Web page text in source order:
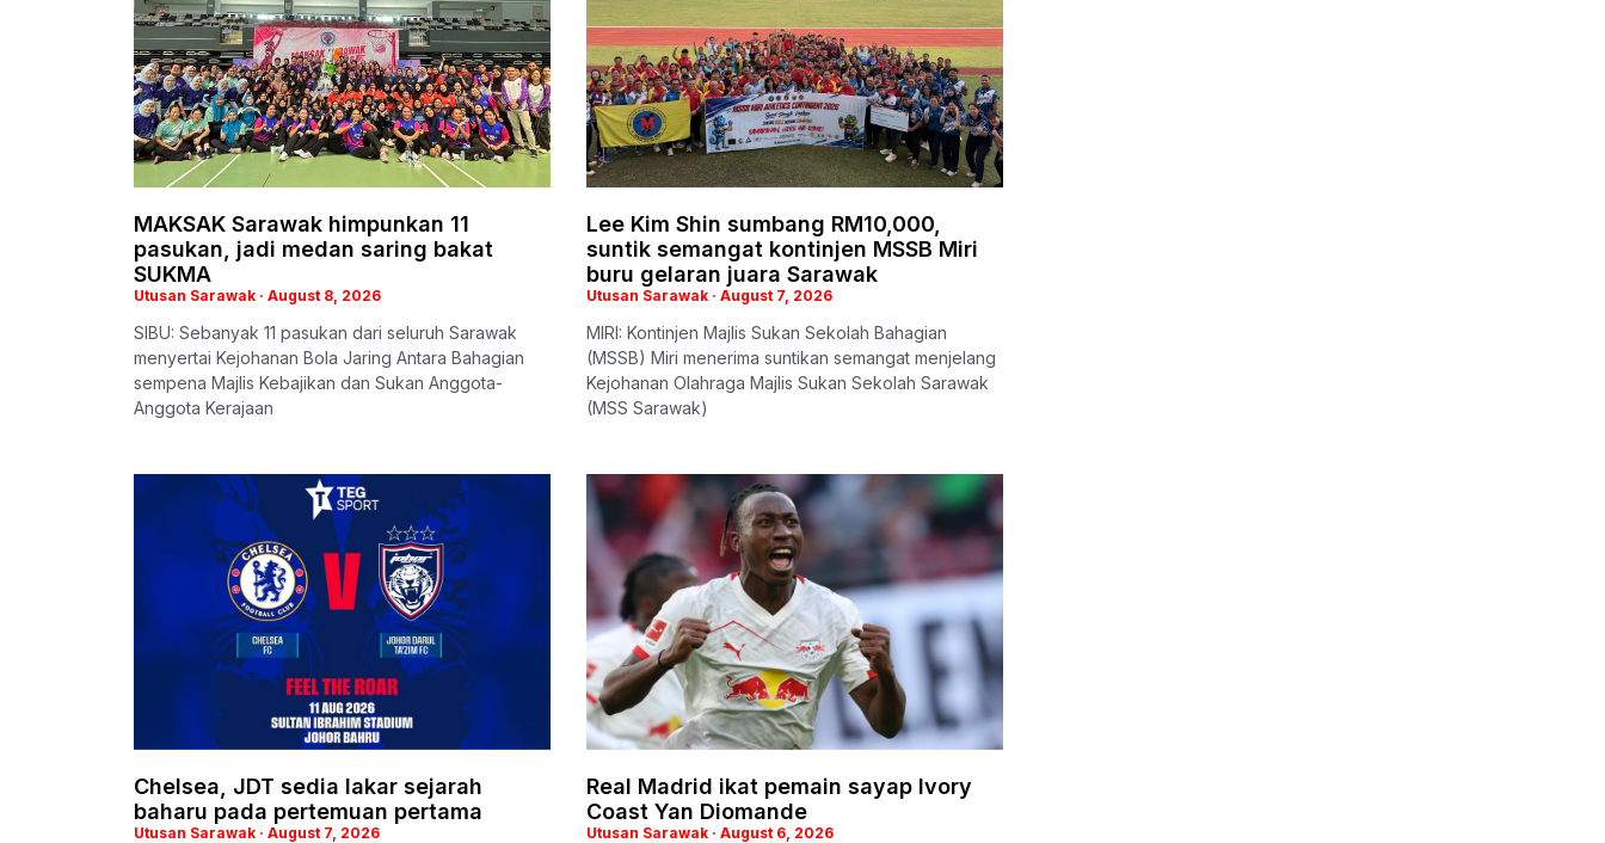
MAKSAK Sarawak himpunkan 11
pasukan, jadi medan saring bakat
SUKMA
Utusan Sarawak August 8, 2026
SIBU: Sebanyak 11 pasukan dari seluruh Sarawak
menyertai Kejohanan Bola Jaring Antara Bahagian
sempena Majlis Kebajikan dan Sukan Anggota-
Anggota Kerajaan
Lee Kim Shin sumbang RM10,000,
suntik semangat kontinjen MSSB Miri
buru gelaran juara Sarawak
Utusan Sarawak August 7, 2026
MIRI: Kontinjen Majlis Sukan Sekolah Bahagian
(MSSB) Miri menerima suntikan semangat menjelang
Kejohanan Olahraga Majlis Sukan Sekolah Sarawak
(MSS Sarawak)
Chelsea, JDT sedia lakar sejarah
baharu pada pertemuan pertama
Utusan Sarawak August 7, 2026
Real Madrid ikat pemain sayap Ivory
Coast Yan Diomande
Utusan Sarawak August 6, 2026